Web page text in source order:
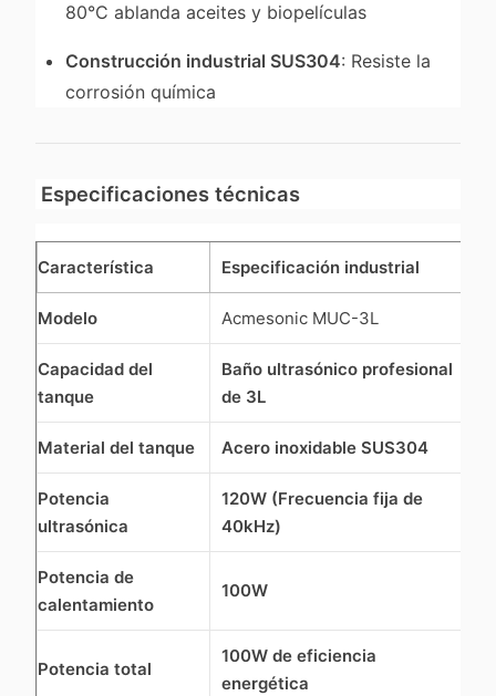
80°C ablanda aceites y biopelículas
Construcción industrial SUS304: Resiste la
corrosión química
Especificaciones técnicas
Característica Especificación industrial
Modelo Acmesonic MUC-3L
Capacidad del
tanque
Baño ultrasónico profesional
de 3L
Material del tanque Acero inoxidable SUS304
Potencia
ultrasónica
120W (Frecuencia fija de
40kHz)
Potencia de
calentamiento
100W
Potencia total
100W de eficiencia
energética